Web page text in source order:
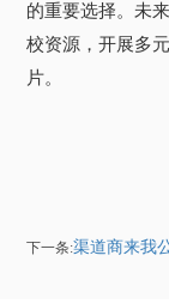
的重要选择。未
校资源，开展多
片。
下一条:渠道商来我